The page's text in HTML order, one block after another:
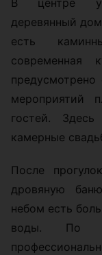
В центре
деревянный
есть
современная
мероприятий
гостей.
камерные
После
дровяную
небом есть
воды. По